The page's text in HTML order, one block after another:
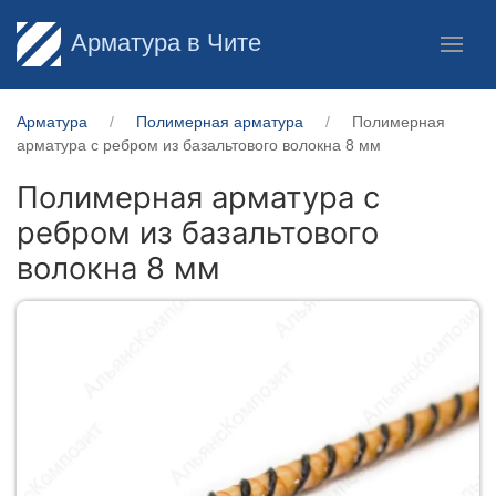
Арматура в Чите
Арматура Полимерная арматура
Полимерная
арматура c ребром из базальтового волокна 8 мм
Полимерная арматура c
ребром из базальтового
волокна 8 мм